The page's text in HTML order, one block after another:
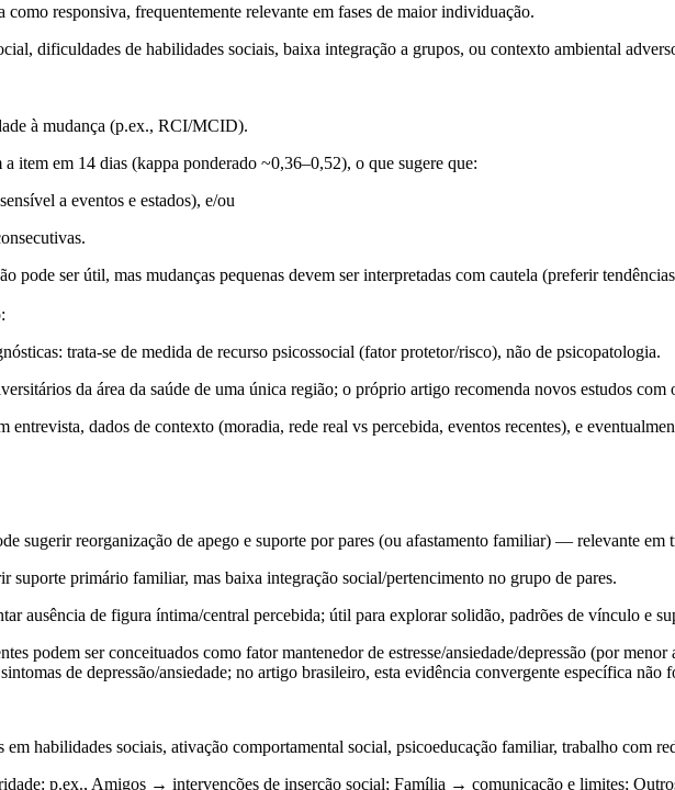
como responsiva, frequentemente relevante em fases de maior individuação.
, dificuldades de habilidades sociais, baixa integração a grupos, ou contexto ambiental
à mudança (p.ex., RCI/MCID).
item em 14 dias (kappa ponderado ~0,36–0,52), o que sugere que:
a eventos e estados), e/ou
pode ser útil, mas mudanças pequenas devem ser interpretadas com cautela (preferir
trata-se de medida de recurso psicossocial (fator protetor/risco), não de psicopatologia.
da área da saúde de uma única região; o próprio artigo recomenda novos estudos
dados de contexto (moradia, rede real vs percebida, eventos recentes), e
sugerir reorganização de apego e suporte por pares (ou afastamento familiar) — relevante em
suporte primário familiar, mas baixa integração social/pertencimento no grupo de pares.
ausência de figura íntima/central percebida; útil para explorar solidão, padrões de vínculo e
podem ser conceituados como fator mantenedorde estresse/ansiedade/depressão (por
de depressão/ansiedade; no artigo brasileiro, esta evidência convergente específica não
em habilidades sociais, ativação comportamental social, psicoeducação familiar, trabalho com
p.ex., Amigos → intervenções de inserção social; Família → comunicação e limites;